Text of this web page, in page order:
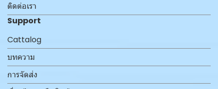
ติดต่อเรา
Support
Cattalog
บทความ
การจัดส่ง